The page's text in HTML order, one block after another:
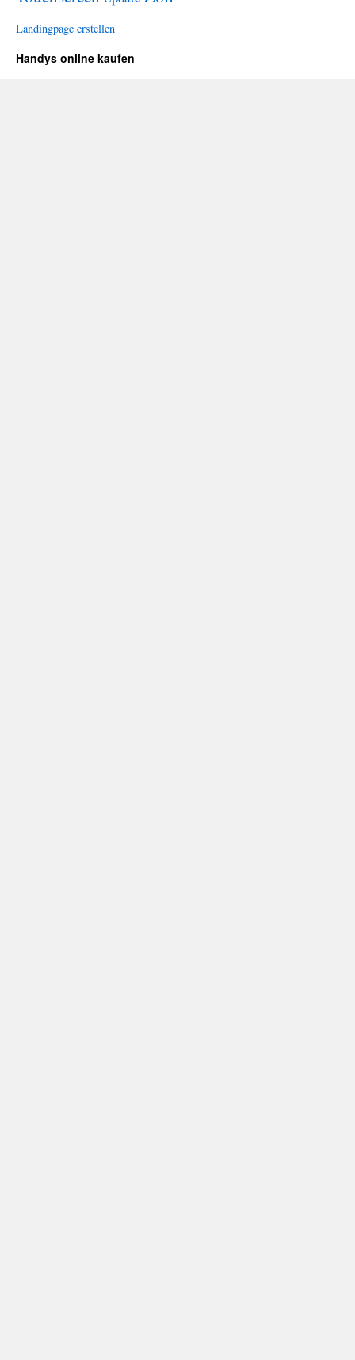
Landingpage erstellen
Handys online kaufen